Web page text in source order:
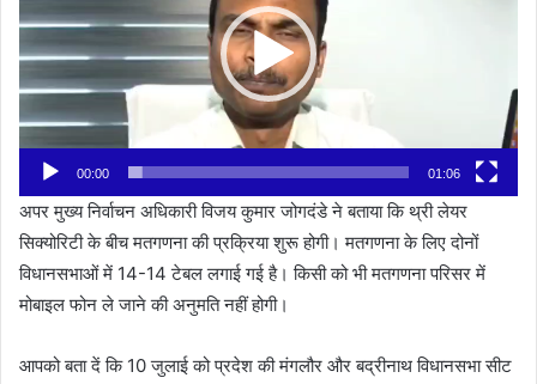
00:00 01:06
अपर मुख्य निर्वाचन अधिकारी विजय कुमार जोगदंडे ने बताया कि थ्री लेयर
सिक्योरिटी के बीच मतगणना की प्रक्रिया शुरू होगी। मतगणना के लिए दोनों
विधानसभाओं में 14-14 टेबल लगाई गई है। किसी को भी मतगणना परिसर में
मोबाइल फोन ले जाने की अनुमति नहीं होगी।
आपको बता दें कि 10 जुलाई को प्रदेश की मंगलौर और बद्रीनाथ विधानसभा सीट